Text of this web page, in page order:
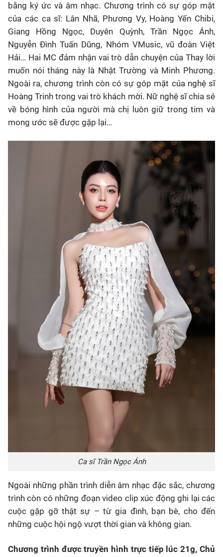
bằng ký ức và âm nhạc. Chương trình có sự góp mặt
của các ca sĩ: Lân Nhã, Phương Vy, Hoàng Yến Chibi,
Giang Hồng Ngọc, Duyên Quỳnh, Trần Ngọc Ánh,
Nguyễn Đình Tuấn Dũng, Nhóm VMusic, vũ đoàn Việt
Hải… Hai MC đảm nhận vai trò dẫn chuyện của Thay lời
muốn nói tháng này là Nhật Trường và Minh Phương.
Ngoài ra, chương trình còn có sự góp mặt của nghệ sĩ
Hoàng Trinh trong vai trò khách mời. Nữ nghệ sĩ chia sẻ
về bóng hình của người mà chị luôn giữ trong tim và
mong ước sẽ được gặp lại…
Ca sĩ Trần Ngọc Ánh
Ngoài những phần trình diễn âm nhạc đặc sắc, chương
trình còn có những đoạn video clip xúc động ghi lại các
cuộc gặp gỡ thật sự – từ gia đình, bạn bè, cho đến
những cuộc hội ngộ vượt thời gian và không gian.
Chương trình được truyền hình trực tiếp lúc 21g, Chủ